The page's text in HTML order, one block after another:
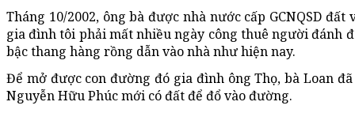
Tháng 10/2002, ông bà được nhà nước cấp GCNQSD
gia đình tôi phải mất nhiều ngày công thuê người đánh
bậc thang hàng rồng dẫn vào nhà như hiện nay.
Để mở được con đường đó gia đình ông Thọ, bà Loan
Nguyễn Hữu Phúc mới có đất để đổ vào đường.